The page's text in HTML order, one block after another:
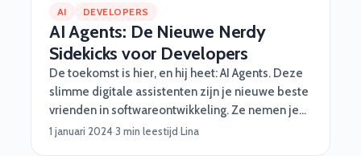
AI DEVELOPERS
AI Agents: De Nieuwe Nerdy
Sidekicks voor Developers
De toekomst is hier, en hij heet: AI Agents. Deze
slimme digitale assistenten zijn je nieuwe beste
vrienden in softwareontwikkeling. Ze nemen je
saaie taken uit handen, werken razendsnel en
1 januari 2024·3 min leestijd·Lina